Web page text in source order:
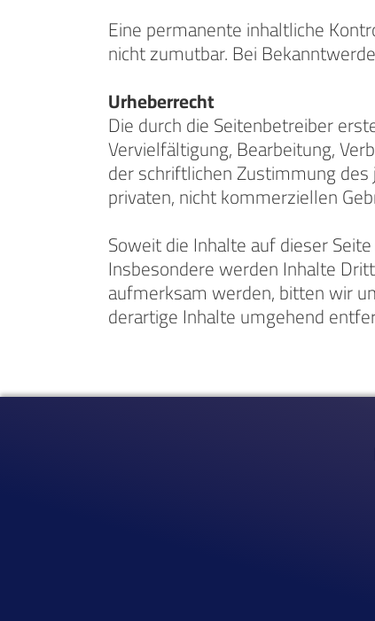
Eine permanente inhaltliche
nicht zumutbar. Bei
Urheberrecht
Die durch die Seitenbetreiber
Vervielfältigung, Bearbeitung,
der schriftlichen Zustimmung
privaten, nicht kommerziellen
Soweit die Inhalte auf dieser
Insbesondere werden Inhalte
aufmerksam werden, bitten wir
derartige Inhalte umgehend